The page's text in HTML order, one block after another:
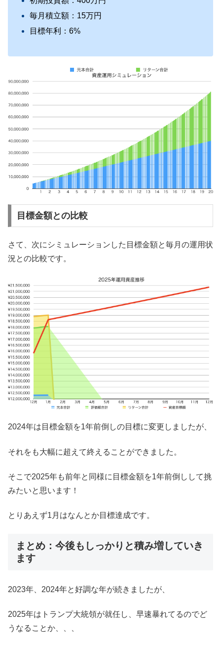
毎月積立額：15万円
目標年利：6%
目標金額との比較
さて、次にシミュレーションした目標金額と毎月の運用状
況との比較です。
2024年は目標金額を1年前倒しの目標に変更しましたが、
それをも大幅に超えて終えることができました。
そこで2025年も前年と同様に目標金額を1年前倒しして挑
みたいと思います！
とりあえず1月はなんとか目標達成です。
まとめ：今後もしっかりと積み増していき
ます
2023年、2024年と好調な年が続きましたが、
2025年はトランプ大統領が就任し、早速暴れてるのでど
うなることか、、、